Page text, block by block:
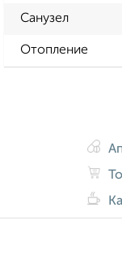
Санузел
Отопление